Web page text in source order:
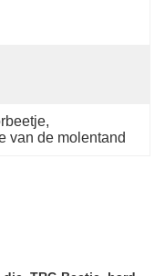
,
van de molentand